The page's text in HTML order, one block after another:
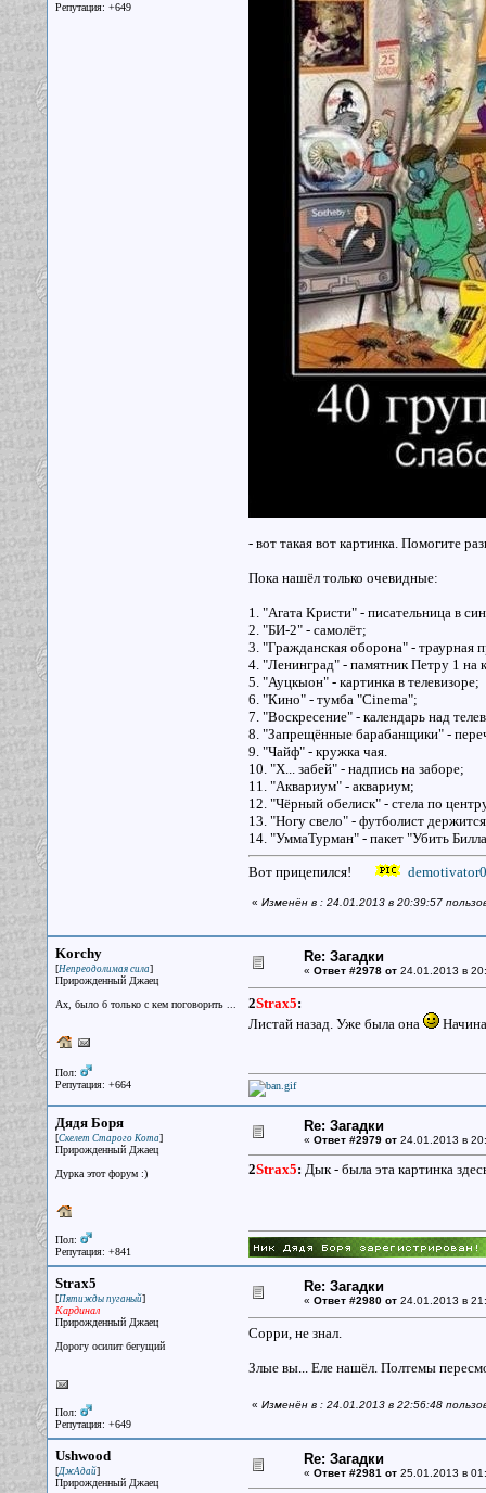
Репутация: +649
- вот такая вот картинка. Помогите
Пока нашёл только очевидные:
1. "Агата Кристи" - писательница в
2. "БИ-2" - самолёт;
3. "Гражданская оборона" - траурная
4. "Ленинград" - памятник Петру 1 на
5. "Ауцкыон" - картинка в телевизоре;
6. "Кино" - тумба "Cinema";
7. "Воскресение" - календарь над
8. "Запрещённые барабанщики" -
9. "Чайф" - кружка чая.
10. "Х... забей" - надпись на заборе;
11. "Аквариум" - аквариум;
12. "Чёрный обелиск" - стела по
13. "Ногу свело" - футболист
14. "УммаТурман" - пакет "Убить
Вот прицепился!
« Изменён в : 24.01.2013 в 20:39:57
Korchy
[Непреодолимая сила]
Прирожденный Джаец
Ах, было б только с кем поговорить ...
Пол:
Репутация: +664
Re: Загадки
« Ответ #2978 от24.01.2013 в
2Strax5:
Листай назад. Уже была она
Дядя Боря
[Скелет Старого Кота]
Прирожденный Джаец
Дурка этот форум :)
Пол:
Репутация: +841
Re: Загадки
« Ответ #2979 от24.01.2013 в
2Strax5: Дык - была эта картинка
Strax5
[Пятижды пуганый]
Кардинал
Прирожденный Джаец
Дорогу осилит бегущий
Пол:
Репутация: +649
Re: Загадки
« Ответ #2980 от24.01.2013 в
Сорри, не знал.
Злые вы... Еле нашёл. Полтемы
« Изменён в : 24.01.2013 в 22:56:48
Ushwood
[ДжАдай]
Прирожденный Джаец
Re: Загадки
« Ответ #2981 от25.01.2013 в